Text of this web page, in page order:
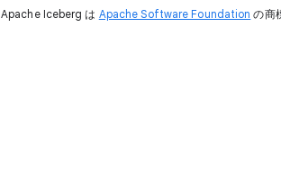
Apache Iceberg は Apache Software Foundation の商